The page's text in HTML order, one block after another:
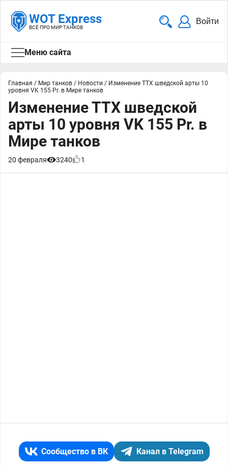
WOT Express
ВСЁ ПРО МИР ТАНКОВ
Войти
Меню сайта
Главная / Мир танков / Новости / Изменение ТТХ шведской арты 10
уровня VK 155 Pr. в Мире танков
Изменение ТТХ шведской
арты 10 уровня VK 155 Pr. в
Мире танков
20 февраля 3240 1
Сообщество в ВК Канал в Telegram